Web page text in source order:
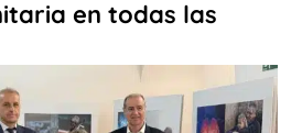
en todas las